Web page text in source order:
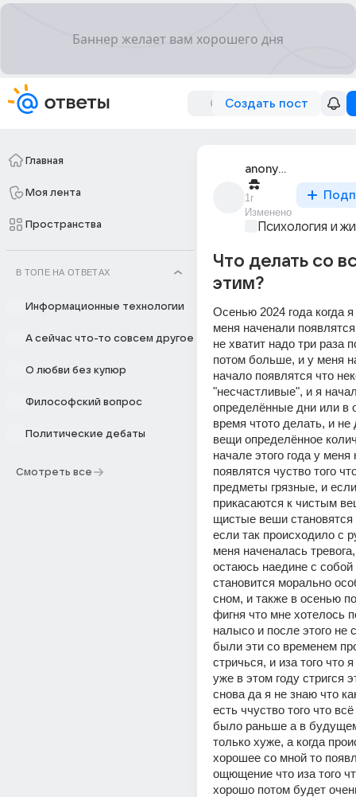
Создать пост
Главная
Моя лента
Пространства
В ТОПЕ НА ОТВЕТАХ
Информационные технологии
А сейчас что-то совсем другое
О любви без купюр
Философский вопрос
Политические дебаты
Смотреть все
anonymous
1г
Изменено
Психология и
Что делать со
этим?
Осенью 2024 года когда
меня наченали
не хватит надо три раза
потом больше, и у меня
начало появлятся что
"несчастливые", и я
определённые дни или в
время чтото делать, и не
вещи определённое
начале этого года у меня
появлятся чуство того
предметы грязные, и
прикасаются к чистым
щистые веши становятся
если так происходило с
меня наченалась
остаюсь наедине с
становится морально
сном, и также в осенью
фигня что мне хотелось
налысо и после этого не
были эти со временем
стричься, и иза того что
уже в этом году стригся
снова да я не знаю что
есть ччуство того что
было раньше а в
только хуже, а когда
хорошее со мной то
ощющение что иза того
хорошо потом будет